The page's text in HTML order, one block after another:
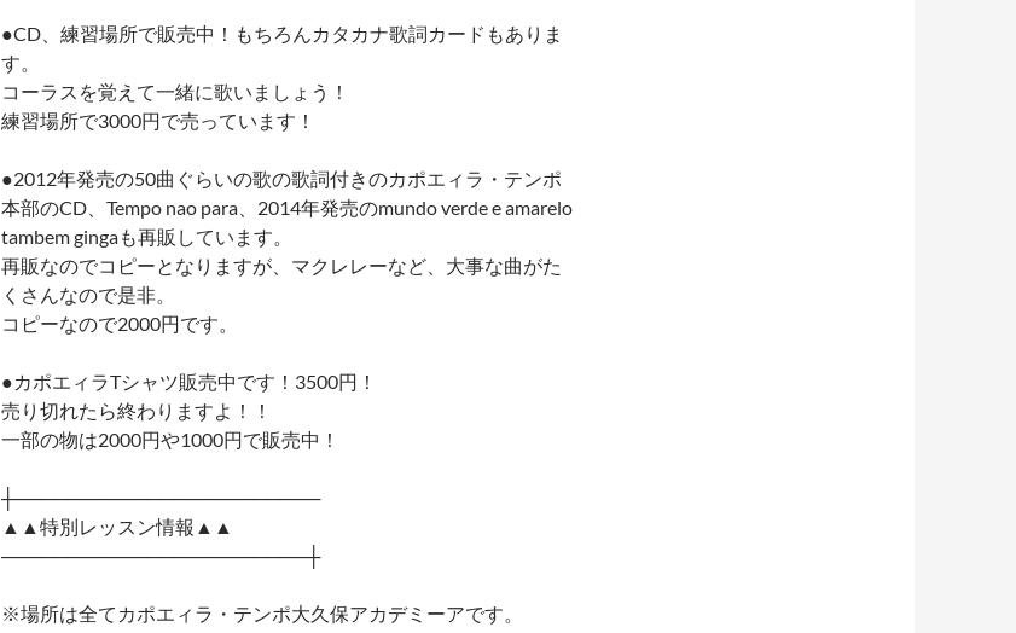
●CD、練習場所で販売中！もちろんカタカナ歌詞カードもありま
す。
コーラスを覚えて一緒に歌いましょう！
練習場所で3000円で売っています！
●2012年発売の50曲ぐらいの歌の歌詞付きのカポエィラ・テンポ
本部のCD、Tempo nao para、2014年発売のmundo verde e amarelo
tambem gingaも再販しています。
再販なのでコピーとなりますが、マクレレーなど、大事な曲がた
くさんなので是非。
コピーなので2000円です。
●カポエィラTシャツ販売中です！3500円！
売り切れたら終わりますよ！！
一部の物は2000円や1000円で販売中！
┼───────────────────────
▲▲特別レッスン情報▲▲
───────────────────────┼
※場所は全てカポエィラ・テンポ大久保アカデミーアです。